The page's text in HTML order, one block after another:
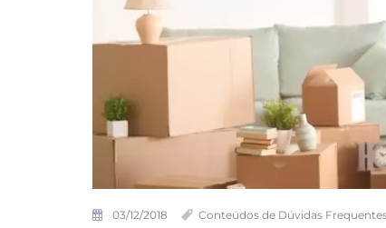
03/12/2018 Conteúdos de Dúvidas